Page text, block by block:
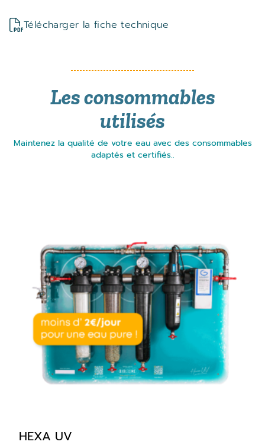
Télécharger la fiche technique
Les consommables
utilisés
Maintenez la qualité de votre eau avec des consommables
adaptés et certifiés..
HEXA UV